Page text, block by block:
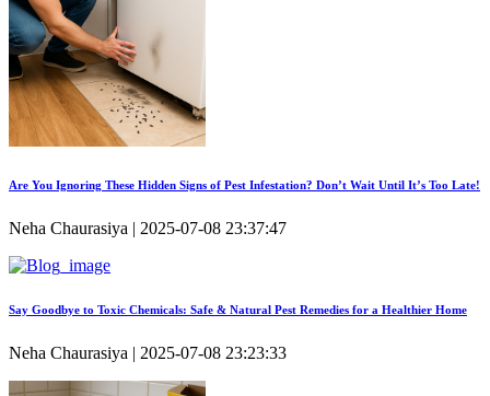
Are You Ignoring These Hidden Signs of Pest Infestation? Don’t Wait Until It’s Too Late!
Neha Chaurasiya | 2025-07-08 23:37:47
Say Goodbye to Toxic Chemicals: Safe & Natural Pest Remedies for a Healthier Home
Neha Chaurasiya | 2025-07-08 23:23:33